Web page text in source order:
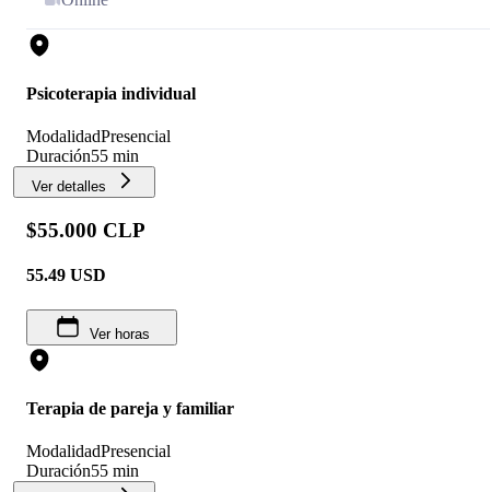
Psicoterapia individual
ModalidadPresencial
Duración55 min
Ver detalles
$55.000 CLP
55.49 USD
Ver horas
Terapia de pareja y familiar
ModalidadPresencial
Duración55 min